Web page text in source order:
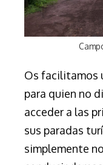
Os facilitamos
para quien no
acceder a las
sus paradas
simplemente